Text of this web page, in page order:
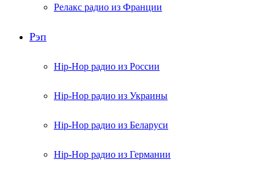
Релакс радио из Франции
Рэп
Hip-Hop радио из России
Hip-Hop радио из Украины
Hip-Hop радио из Беларуси
Hip-Hop радио из Германии